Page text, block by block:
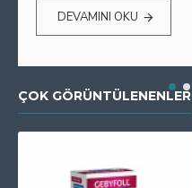
DEVAMINI OKU
ÇOK GÖRÜNTÜLENENLER